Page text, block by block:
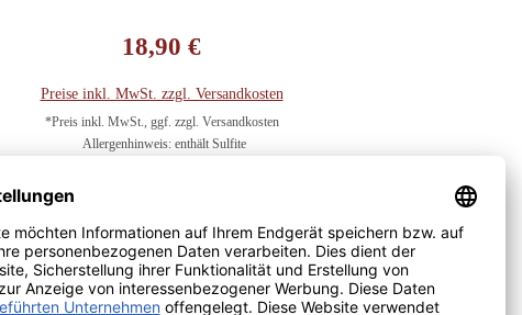
18,90 €
Preise inkl. MwSt. zzgl. Versandkosten
*Preis inkl. MwSt., ggf. zzgl. Versandkosten
Allergenhinweis: enthält Sulfite